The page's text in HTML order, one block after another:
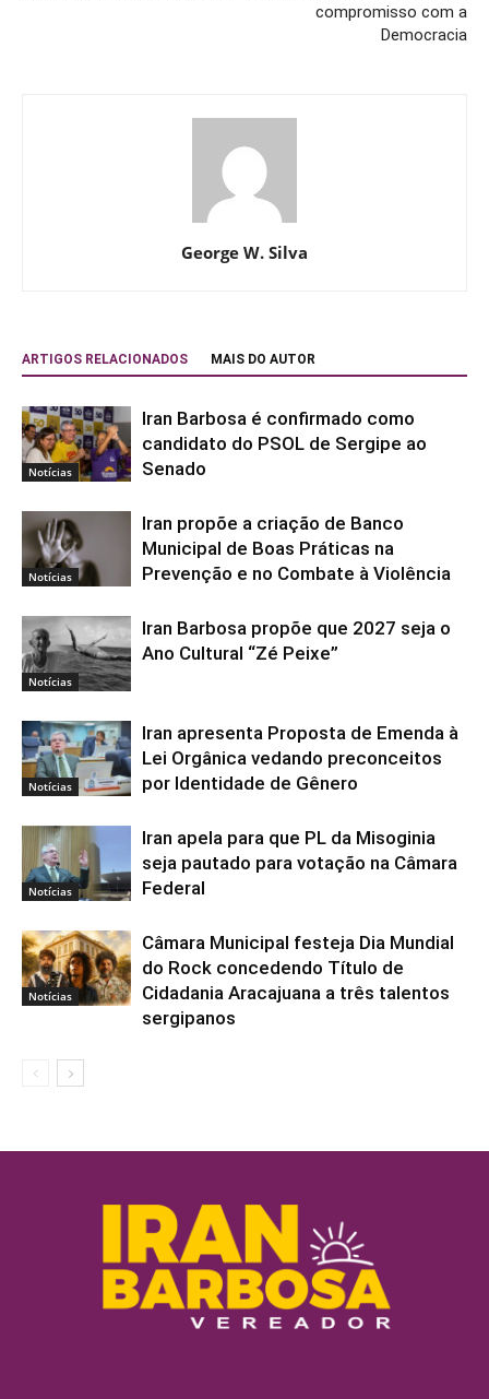
compromisso com a
Democracia
George W. Silva
ARTIGOS RELACIONADOS MAIS DO AUTOR
Notícias
Iran Barbosa é confirmado como
candidato do PSOL de Sergipe ao
Senado
Notícias
Iran propõe a criação de Banco
Municipal de Boas Práticas na
Prevenção e no Combate à Violência
Notícias
Iran Barbosa propõe que 2027 seja o
Ano Cultural “Zé Peixe”
Notícias
Iran apresenta Proposta de Emenda à
Lei Orgânica vedando preconceitos
por Identidade de Gênero
Notícias
Iran apela para que PL da Misoginia
seja pautado para votação na Câmara
Federal
Notícias
Câmara Municipal festeja Dia Mundial
do Rock concedendo Título de
Cidadania Aracajuana a três talentos
sergipanos